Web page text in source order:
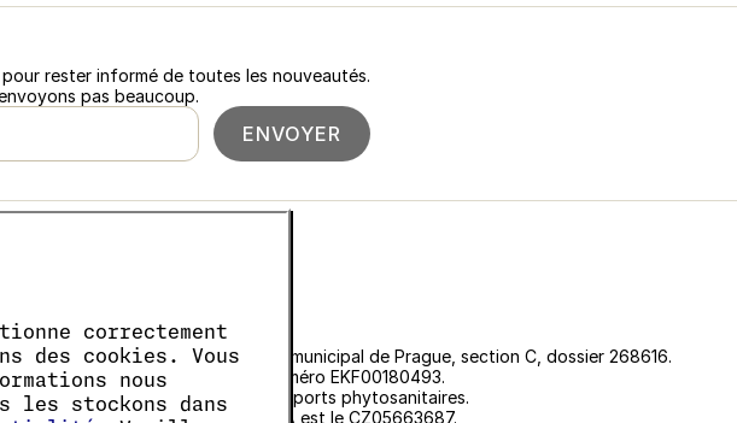
correctement
des cookies. Vous
nous
les stockons dans
rester informé de toutes les nouveautés.
pas beaucoup.
ENVOYER
Registre du Commerce du Tribunal municipal de Prague, section C, dossier 268616.
de collecte EKO-KOM sous le numéro EKF00180493.
0636 pour délivrer les passeports phytosanitaires.
le 05663687, notre numéro de TVA est le CZ05663687.